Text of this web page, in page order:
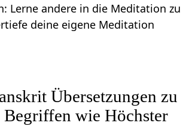
Lerne andere in die Meditation zu
deine eigene Meditation
Übersetzungen zu
Begriffen wie Höchster